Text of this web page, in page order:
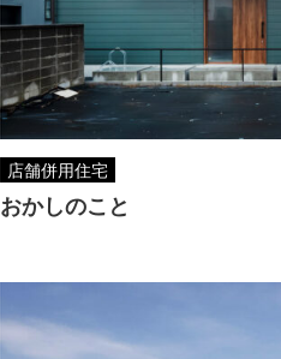
店舗併用住宅
おかしのこと